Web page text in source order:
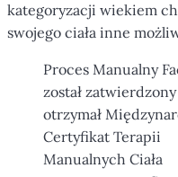
kategoryzacji wiekiem
swojego ciała inne
Proces Manualny
został
otrzymał
Certyfikat Terapii
Manualnych Ciała